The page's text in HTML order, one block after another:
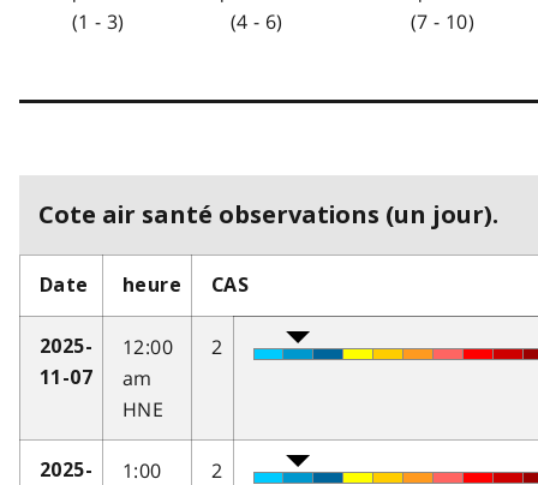
(1 - 3)
(4 - 6)
(7 - 10)
Cote air santé observations (un jour).
Date heure CAS
2025-
11-07
12:00
am
HNE
2
2025-
1:00
2